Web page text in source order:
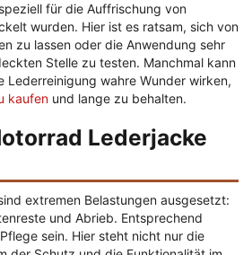
für die Auffrischung von
wurden. Hier ist es ratsam, sich von
zu lassen oder die Anwendung sehr
Stelle zu testen. Manchmal kann
Lederreinigung wahre Wunder wirken,
kaufen und lange zu behalten.
Lederjacke
extremen Belastungen ausgesetzt:
und Abrieb. Entsprechend
sein. Hier steht nicht nur die